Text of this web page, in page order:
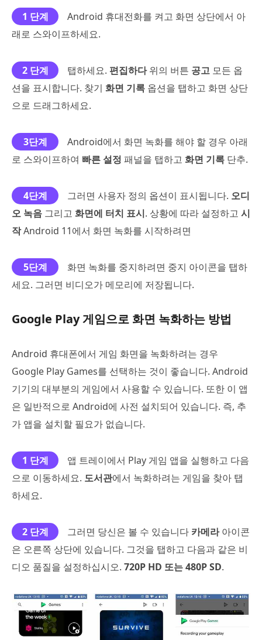
1 단계
Android 휴대전화를 켜고 화면 상단에서 아
래로 스와이프하세요.
2 단계 탭하세요. 편집하다위의 버튼 공고 모든 옵
션을 표시합니다. 찾기 화면 기록 옵션을 탭하고 화면 상단
으로 드래그하세요.
3단계
Android에서 화면 녹화를 해야 할 경우 아래
로 스와이프하여 빠른 설정 패널을 탭하고 화면 기록 단추.
4단계 그러면 사용자 정의 옵션이 표시됩니다. 오디
오 녹음 그리고 화면에 터치 표시. 상황에 따라 설정하고 시
작Android 11에서 화면 녹화를 시작하려면
5단계
화면 녹화를 중지하려면 중지 아이콘을 탭하
세요. 그러면 비디오가 메모리에 저장됩니다.
Google Play 게임으로 화면 녹화하는 방법
Android 휴대폰에서 게임 화면을 녹화하려는 경우
Google Play Games를 선택하는 것이 좋습니다. Android
기기의 대부분의 게임에서 사용할 수 있습니다. 또한 이 앱
은 일반적으로 Android에 사전 설치되어 있습니다. 즉, 추
가 앱을 설치할 필요가 없습니다.
1 단계
앱 트레이에서 Play 게임 앱을 실행하고 다음
으로 이동하세요. 도서관에서 녹화하려는 게임을 찾아 탭
하세요.
2 단계 그러면 당신은 볼 수 있습니다 카메라아이콘
은 오른쪽 상단에 있습니다. 그것을 탭하고 다음과 같은 비
디오 품질을 설정하십시오. 720P HD 또는 480P SD.